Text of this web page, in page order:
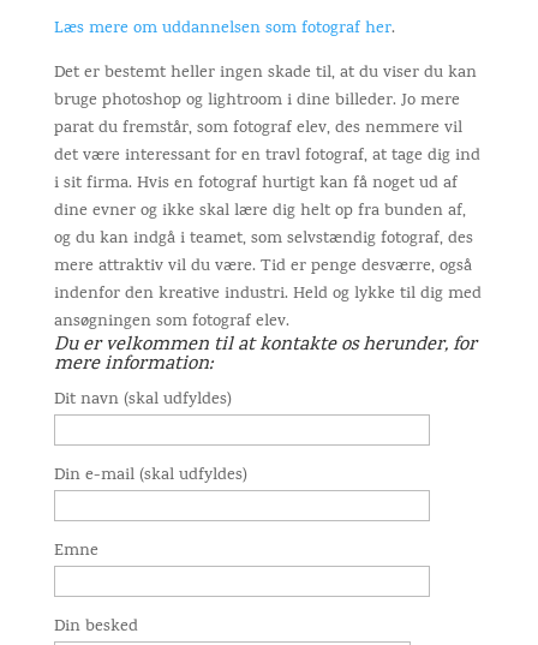
Læs mere om uddannelsen som fotograf her.
Det er bestemt heller ingen skade til, at du viser du kan
bruge photoshop og lightroom i dine billeder. Jo mere
parat du fremstår, som fotograf elev, des nemmere vil
det være interessant for en travl fotograf, at tage dig ind
i sit firma. Hvis en fotograf hurtigt kan få noget ud af
dine evner og ikke skal lære dig helt op fra bunden af,
og du kan indgå i teamet, som selvstændig fotograf, des
mere attraktiv vil du være. Tid er penge desværre, også
indenfor den kreative industri. Held og lykke til dig med
ansøgningen som fotograf elev.
Du er velkommen til at kontakte os herunder, for
mere information:
Dit navn (skal udfyldes)
Din e-mail (skal udfyldes)
Emne
Din besked